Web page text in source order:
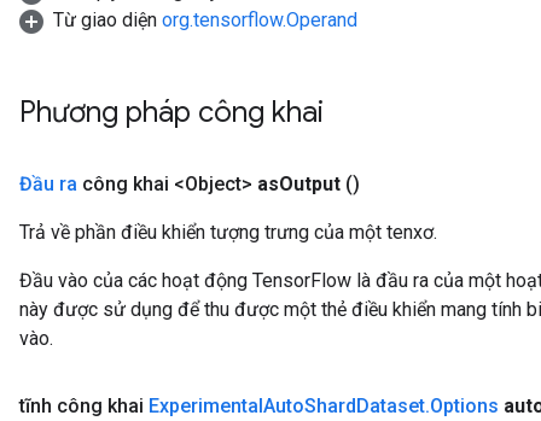
Từ giao diện org.tensorflow.Operand
Phương pháp công khai
Đầu ra công khai <Object> asOutput ()
Trả về phần điều khiển tượng trưng của một tenxơ.
Đầu vào của các hoạt động TensorFlow là đầu ra của một
này được sử dụng để thu được một thẻ điều khiển mang tính
vào.
tĩnh công khai ExperimentalAutoShardDataset.Options